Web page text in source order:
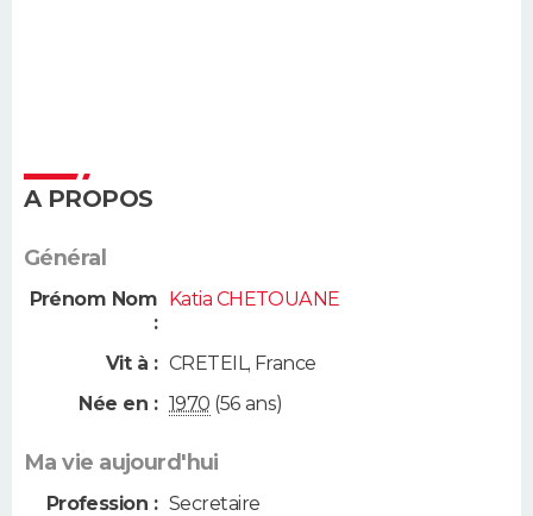
A PROPOS
Général
Prénom Nom
:
Katia CHETOUANE
Vit à : CRETEIL, France
Née en : 1970 (56 ans)
Ma vie aujourd'hui
Profession : Secretaire